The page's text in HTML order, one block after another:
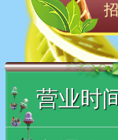
营业时